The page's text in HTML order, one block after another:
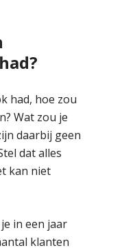
had, hoe zou
Wat zou je
daarbij geen
dat alles
kan niet
in een jaar
klanten